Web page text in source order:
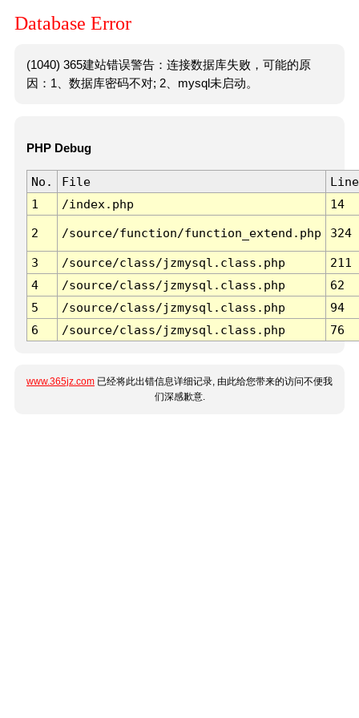
Database Error
(1040) 365建站错误警告：连接数据库失败，可能的原
因：1、数据库密码不对; 2、mysql未启动。
PHP Debug
No. File
Line
1
/index.php 14
2 /source/function/function_extend.php 324
3 /source/class/jzmysql.class.php
211
4
/source/class/jzmysql.class.php
62
5
/source/class/jzmysql.class.php
94
6
/source/class/jzmysql.class.php 76
www.365jz.com 已经将此出错信息详细记录, 由此给您带来的访问不便我
们深感歉意.